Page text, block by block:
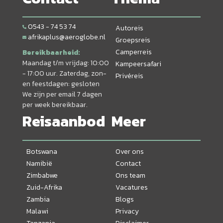
0543 - 74 53 74
afrikaplus@aeroglobe.nl
Bereikbaarheid:
Maandag t/m vrijdag: 10:00
- 17:00 uur. Zaterdag, zon-
en feestdagen: gesloten
We zijn per email 7 dagen
per week bereikbaar.
Autoreis
Groepsreis
Camperreis
Kampeersafari
Privéreis
Reisaanbod
Botswana
Namibië
Zimbabwe
Zuid-Afrika
Zambia
Malawi
Meer
Over ons
Contact
Ons team
Vacatures
Blogs
Privacy